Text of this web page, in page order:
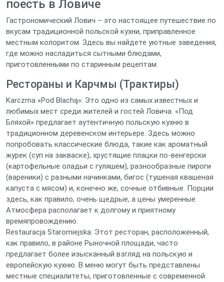
поесть в Ловиче
Гастрономический Лович – это настоящее путешествие по
вкусам традиционной польской кухни, приправленное
местным колоритом. Здесь вы найдете уютные заведения,
где можно насладиться сытными блюдами,
приготовленными по старинным рецептам.
Рестораны и Карчмы (Трактиры)
Karczma «Pod Blachą»: Это одно из самых известных и
любимых мест среди жителей и гостей Ловича. «Под
Бляхой» предлагает аутентичную польскую кухню в
традиционном деревенском интерьере. Здесь можно
попробовать классические блюда, такие как ароматный
журек (суп на закваске), хрустящие плацки по-венгерски
(картофельные оладьи с гуляшем), разнообразные пироги
(вареники) с разными начинками, бигос (тушеная квашеная
капуста с мясом) и, конечно же, сочные отбивные. Порции
здесь, как правило, очень щедрые, а цены умеренные.
Атмосфера располагает к долгому и приятному
времяпровождению.
Restauracja Staromiejska: Этот ресторан, расположенный,
как правило, в районе Рыночной площади, часто
предлагает более изысканный взгляд на польскую и
европейскую кухню. В меню могут быть представлены
местные специалитеты, приготовленные с современной